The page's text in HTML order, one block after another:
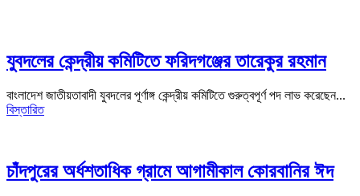
যুবদলের কেন্দ্রীয় কমিটিতে ফরিদগঞ্জের তারেকুর রহমান
বাংলাদেশ জাতীয়তাবাদী যুবদলের পূর্ণাঙ্গ কেন্দ্রীয় কমিটিতে গুরুত্বপূর্ণ পদ লাভ করেছেন...
বিস্তারিত
চাঁদপুরের অর্ধশতাধিক গ্রামে আগামীকাল কোরবানির ঈদ